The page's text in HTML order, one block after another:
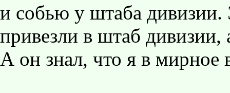
и собью у штаба дивизии.
привезли в штаб дивизии,
А он знал, что я в мирное